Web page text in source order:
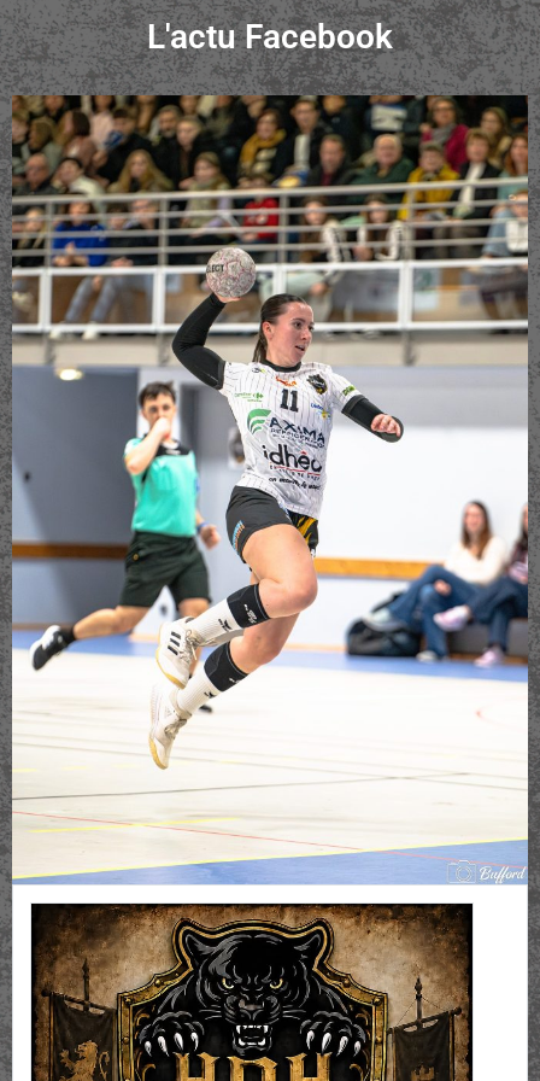
l’école de hand, et par Franck Schalber, en charge de la formation
des jeunes. « Ils récompensent l’engagement de l’ensemble du
club, l’investissement des éducateurs, entraîneurs et parents,
ainsi que le travail sérieux de tous les joueurs, véritables acteurs
de ces succès. » Le titre de champion en Excellence régionale
Cette dynamique positive, observable à tous les niveaux,
confirme le HDH comme une valeur sûre du handball régional. Le
club peut s’appuyer sur un palmarès 2025 particulièrement
éloquent avec un titre de champion en Excellence régionale,
assorti d’une accession en Prénationale, trois montées pour les
équipes seniors, un double titre de champions d’Alsace pour les
moins de 11 ans filles et garçons, ainsi qu’un titre de champion
d’Alsace pour les moins de 15 ans garçons, également finalistes de
la Coupe du Crédit Mutuel. Autant de bases solides qui permettent
au Hochfelden-Dettwiller Handball d’envisager l’avenir avec
ambition et sérénité. Samedi 24 mai 2025, les joueurs de l’équipe 1
du HDH laissent éclater leur joie. Ils sont champions en Excellence
régionale. Photo Roger Hufschmitt L’article des DNA
https://c.dna.fr/sport/2025/12/30/formation-resultats-et-
ambition-le-hdh-a-brille
L'actu Facebook